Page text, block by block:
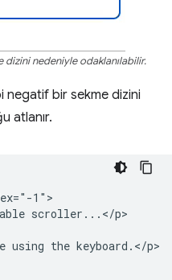
nedeniyle odaklanılabilir.
negatif bir sekme dizini
atlanır.
1">
scroller...</p>
using the keyboard.</p>